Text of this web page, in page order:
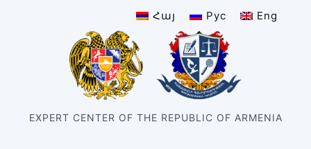
Հայ Рус Eng
EXPERT CENTER OF THE REPUBLIC OF ARMENIA